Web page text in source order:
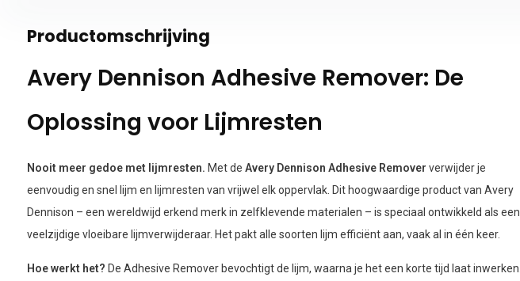
Productomschrijving
Avery Dennison Adhesive Remover: De
Oplossing voor Lijmresten
Nooit meer gedoe met lijmresten. Met de Avery Dennison Adhesive Remover verwijder je
eenvoudig en snel lijm en lijmresten van vrijwel elk oppervlak. Dit hoogwaardige product van Avery
Dennison – een wereldwijd erkend merk in zelfklevende materialen – is speciaal ontwikkeld als een
veelzijdige vloeibare lijmverwijderaar. Het pakt alle soorten lijm efficiënt aan, vaak al in één keer.
Hoe werkt het? De Adhesive Remover bevochtigt de lijm, waarna je het een korte tijd laat inwerken.